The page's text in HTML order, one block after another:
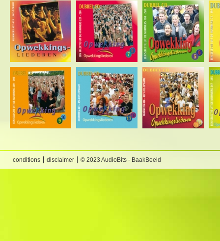
conditions disclaimer © 2023 AudioBits - BaakBeeld